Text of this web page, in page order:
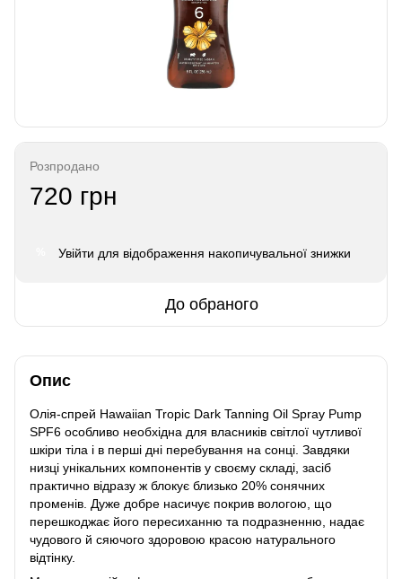
Розпродано
720 грн
Увійти для відображення накопичувальної знижки
До обраного
Опис
Олія-спрей Hawaiian Tropic Dark Tanning Oil Spray Pump
SPF6 особливо необхідна для власників світлої чутливої
шкіри тіла і в перші дні перебування на сонці. Завдяки
низці унікальних компонентів у своєму складі, засіб
практично відразу ж блокує близько 20% сонячних
променів. Дуже добре насичує покрив вологою, що
перешкоджає його пересиханню та подразненню, надає
чудового й сяючого здоровою красою натурального
відтінку.